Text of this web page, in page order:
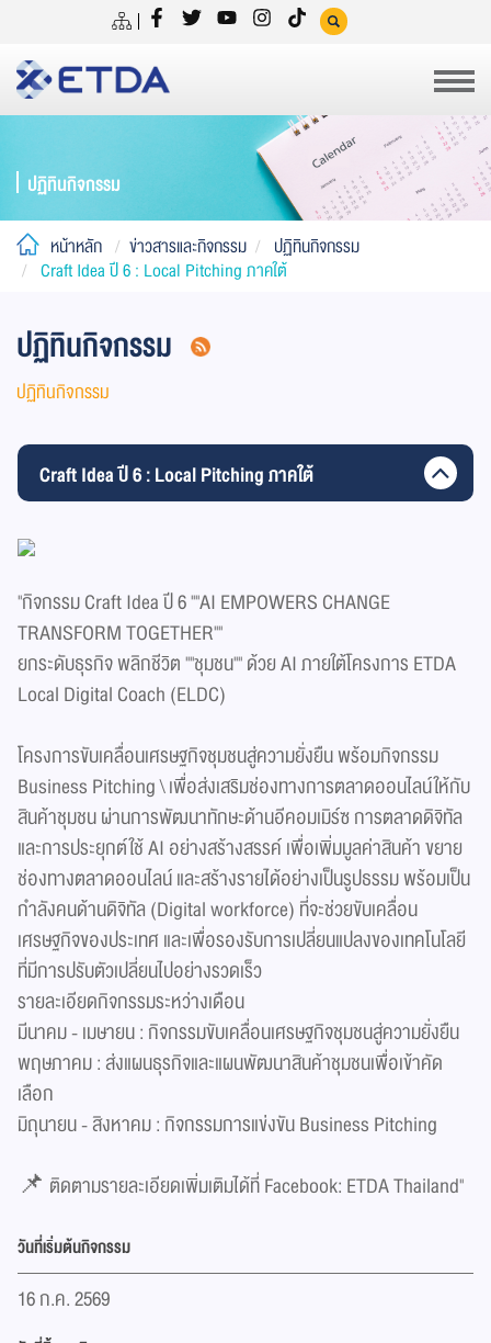
ปฏิทินกิจกรรม
หน้าหลัก ข่าวสารและกิจกรรม
ปฏิทินกิจกรรม
Craft Idea ปี 6 : Local Pitching ภาคใต้
ปฏิทินกิจกรรม
ปฏิทินกิจกรรม
Craft Idea ปี 6 : Local Pitching ภาคใต้
"กิจกรรม Craft Idea ปี 6 ""AI EMPOWERS CHANGE
TRANSFORM TOGETHER""
ยกระดับธุรกิจ พลิกชีวิต ""ชุมชน"" ด้วย AI ภายใต้โครงการ ETDA
Local Digital Coach (ELDC)
โครงการขับเคลื่อนเศรษฐกิจชุมชนสู่ความยั่งยืน พร้อมกิจกรรม
Business Pitching \ เพื่อส่งเสริมช่องทางการตลาดออนไลน์ให้กับ
สินค้าชุมชน ผ่านการพัฒนาทักษะด้านอีคอมเมิร์ซ การตลาดดิจิทัล
และการประยุกต์ใช้ AI อย่างสร้างสรรค์ เพื่อเพิ่มมูลค่าสินค้า ขยาย
ช่องทางตลาดออนไลน์ และสร้างรายได้อย่างเป็นรูปธรรม พร้อมเป็น
กำลังคนด้านดิจิทัล (Digital workforce) ที่จะช่วยขับเคลื่อน
เศรษฐกิจของประเทศ และเพื่อรองรับการเปลี่ยนแปลงของเทคโนโลยี
ที่มีการปรับตัวเปลี่ยนไปอย่างรวดเร็ว
รายละเอียดกิจกรรมระหว่างเดือน
มีนาคม - เมษายน : กิจกรรมขับเคลื่อนเศรษฐกิจชุมชนสู่ความยั่งยืน
พฤษภาคม : ส่งแผนธุรกิจและแผนพัฒนาสินค้าชุมชนเพื่อเข้าคัด
เลือก
มิถุนายน - สิงหาคม : กิจกรรมการแข่งขัน Business Pitching
📌 ติดตามรายละเอียดเพิ่มเติมได้ที่ Facebook: ETDA Thailand"
วันที่เริ่มต้นกิจกรรม
16 ก.ค. 2569